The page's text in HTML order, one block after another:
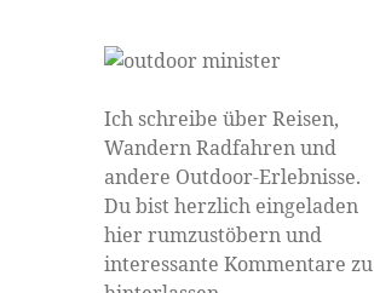
Ich schreibe über Reisen,
Wandern Radfahren und
andere Outdoor-Erlebnisse.
Du bist herzlich eingeladen
hier rumzustöbern und
interessante Kommentare zu